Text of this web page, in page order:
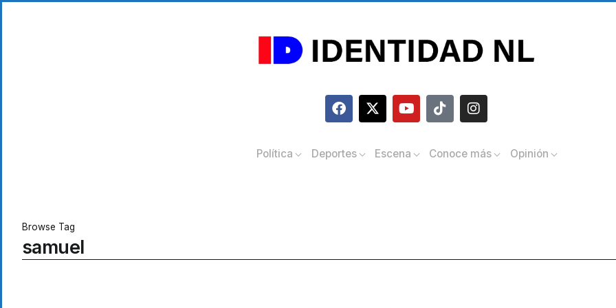
Política Deportes Escena Conoce más Opinión
Browse Tag
samuel